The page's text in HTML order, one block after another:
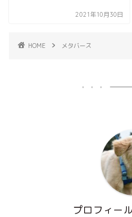
2021年10月30日
HOME メタバース
プロフィー